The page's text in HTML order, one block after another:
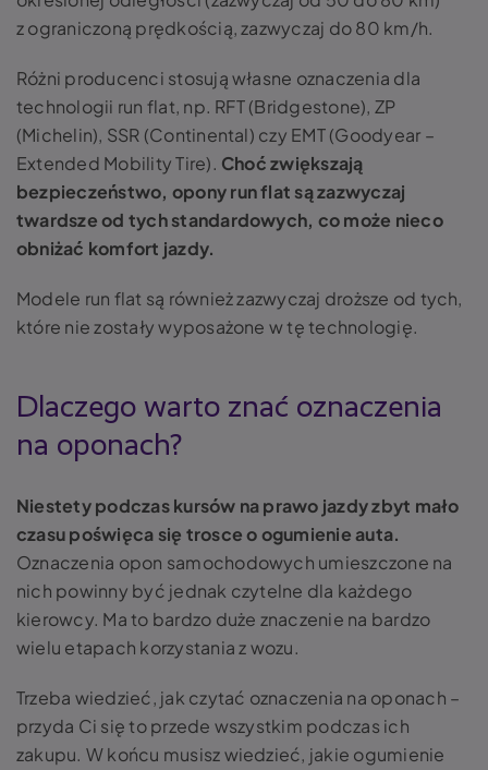
z ograniczoną prędkością, zazwyczaj do 80 km/h.
Różni producenci stosują własne oznaczenia dla
technologii run flat, np. RFT (Bridgestone), ZP
(Michelin), SSR (Continental) czy EMT (Goodyear –
Extended Mobility Tire). Choć zwiększają
bezpieczeństwo, opony run flat są zazwyczaj
twardsze od tych standardowych, co może nieco
obniżać komfort jazdy.
Modele run flat są również zazwyczaj droższe od tych,
które nie zostały wyposażone w tę technologię.
Dlaczego warto znać oznaczenia
na oponach?
Niestety podczas kursów na prawo jazdy zbyt mało
czasu poświęca się trosce o ogumienie auta.
Oznaczenia opon samochodowych umieszczone na
nich powinny być jednak czytelne dla każdego
kierowcy. Ma to bardzo duże znaczenie na bardzo
wielu etapach korzystania z wozu.
Trzeba wiedzieć, jak czytać oznaczenia na oponach –
przyda Ci się to przede wszystkim podczas ich
zakupu. W końcu musisz wiedzieć, jakie ogumienie